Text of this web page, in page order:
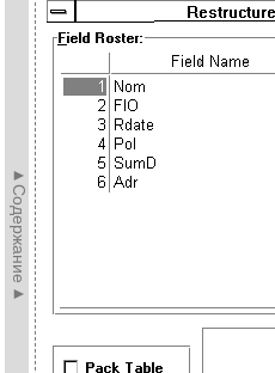
►Содержание►